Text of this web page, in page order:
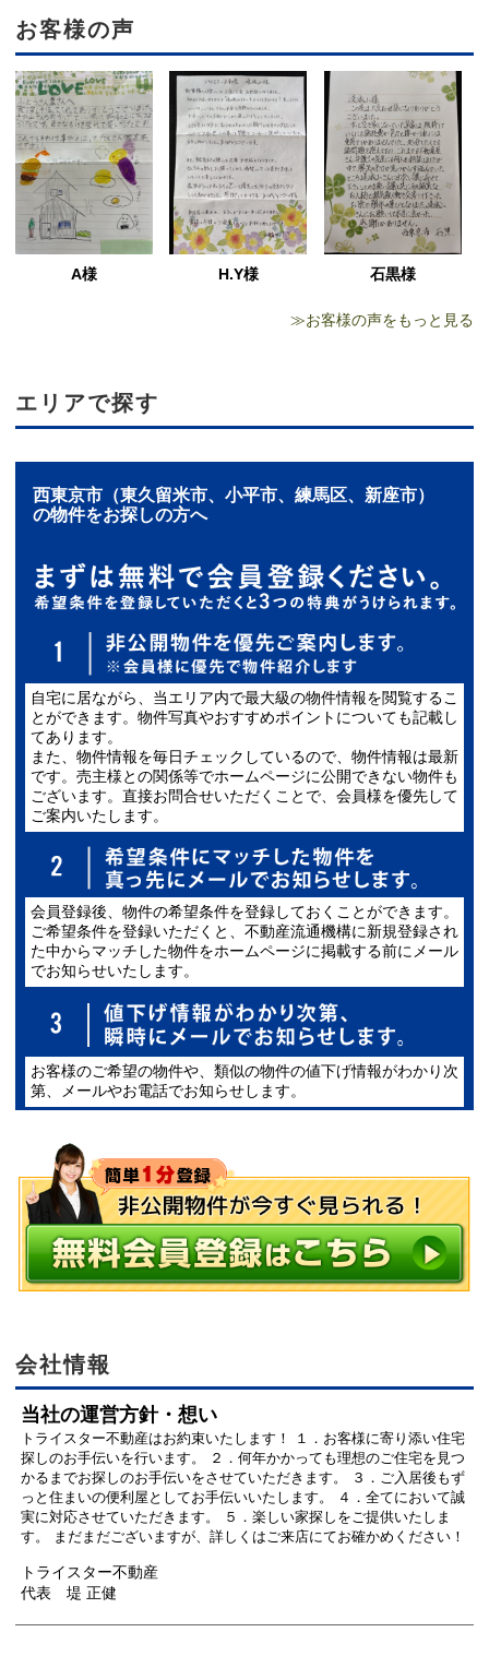
お客様の声
A様 H.Y様 石黒様
≫お客様の声をもっと見る
エリアで探す
西東京市（東久留米市、小平市、練馬区、新座市）
の物件をお探しの方へ
自宅に居ながら、当エリア内で最大級の物件情報を閲覧するこ
とができます。物件写真やおすすめポイントについても記載し
てあります。
また、物件情報を毎日チェックしているので、物件情報は最新
です。売主様との関係等でホームページに公開できない物件も
ございます。直接お問合せいただくことで、会員様を優先して
ご案内いたします。
会員登録後、物件の希望条件を登録しておくことができます。
ご希望条件を登録いただくと、不動産流通機構に新規登録され
た中からマッチした物件をホームページに掲載する前にメール
でお知らせいたします。
お客様のご希望の物件や、類似の物件の値下げ情報がわかり次
第、メールやお電話でお知らせします。
会社情報
当社の運営方針・想い
トライスター不動産はお約束いたします！ １．お客様に寄り添い住宅
探しのお手伝いを行います。 ２．何年かかっても理想のご住宅を見つ
かるまでお探しのお手伝いをさせていただきます。 ３．ご入居後もず
っと住まいの便利屋としてお手伝いいたします。 ４．全てにおいて誠
実に対応させていただきます。 ５．楽しい家探しをご提供いたしま
す。 まだまだございますが、詳しくはご来店にてお確かめください！
トライスター不動産
代表 堤 正健